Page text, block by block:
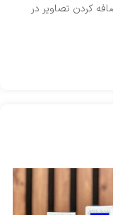
کردن تصاویر در